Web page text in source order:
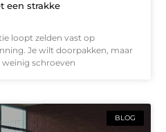
een strakke
loopt zelden vast op
Je wilt doorpakken, maar
schroeven
BLOG